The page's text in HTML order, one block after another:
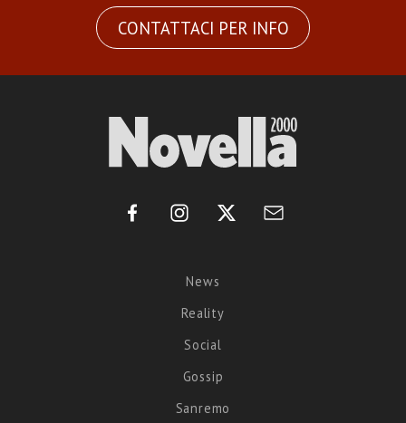
CONTATTACI PER INFO
News
Reality
Social
Gossip
Sanremo